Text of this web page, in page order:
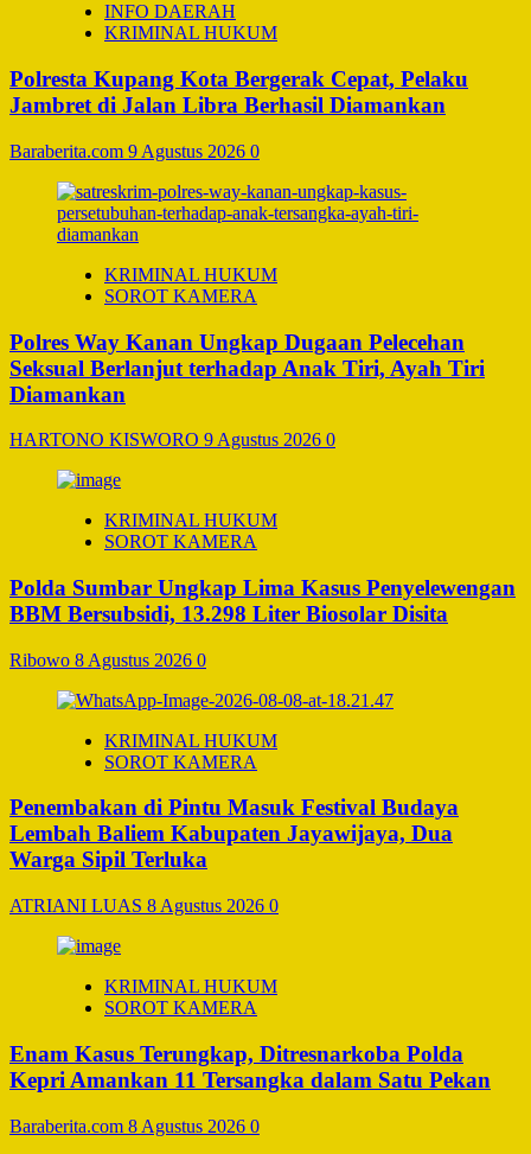
INFO DAERAH
KRIMINAL HUKUM
Polresta Kupang Kota Bergerak Cepat, Pelaku
Jambret di Jalan Libra Berhasil Diamankan
Baraberita.com 9 Agustus 2026 0
KRIMINAL HUKUM
SOROT KAMERA
Polres Way Kanan Ungkap Dugaan Pelecehan
Seksual Berlanjut terhadap Anak Tiri, Ayah Tiri
Diamankan
HARTONO KISWORO 9 Agustus 2026 0
KRIMINAL HUKUM
SOROT KAMERA
Polda Sumbar Ungkap Lima Kasus Penyelewengan
BBM Bersubsidi, 13.298 Liter Biosolar Disita
Ribowo 8 Agustus 2026 0
KRIMINAL HUKUM
SOROT KAMERA
Penembakan di Pintu Masuk Festival Budaya
Lembah Baliem Kabupaten Jayawijaya, Dua
Warga Sipil Terluka
ATRIANI LUAS 8 Agustus 2026 0
KRIMINAL HUKUM
SOROT KAMERA
Enam Kasus Terungkap, Ditresnarkoba Polda
Kepri Amankan 11 Tersangka dalam Satu Pekan
Baraberita.com 8 Agustus 2026 0